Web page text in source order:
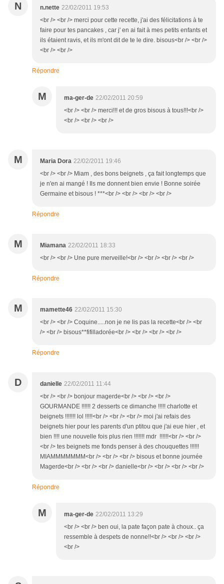
N n.nette 22/02/2011 19:53
<br /> <br /> merci pour cette recette, j'ai des félicitations à te
faire pour tes pancakes , car j' en ai fait à mes petits enfants et
ils étaient ravis, et ils m'ont dit de te le dire. bisous<br /> <br />
<br /> <br />
Répondre
M ma-ger-de 22/02/2011 20:59
<br /> <br /> merci!!! et de gros bisous à tous!!!<br />
<br /> <br /> <br />
M Maria Dora 22/02/2011 19:46
<br /> <br /> Miam , des bons beignets , ça fait longtemps que
je n'en ai mangé ! Ils me donnent bien envie ! Bonne soirée
Germaine et bisous ! ***<br /> <br /> <br /> <br />
Répondre
M Miamana 22/02/2011 18:33
<br /> <br /> Une pure merveille!<br /> <br /> <br /> <br />
Répondre
M mamette46 22/02/2011 15:30
<br /> <br /> Coquine.....non je ne lis pas la recette<br /> <br
/> <br /> bisous**fifilladorée<br /> <br /> <br /> <br />
Répondre
D danielle 22/02/2011 11:44
<br /> <br /> bonjour magerde<br /> <br /> <br />
GOURMANDE !!!!!! 2 desserts ce dimanche !!!!! charlotte et
beignets !!!!!!! lol !!!!!<br /> <br /> <br /> moi j'ai refais des
beignets hier pour les parents d'un ptitou que j'ai eue hier , et
bien !!!! une nouvelle fois plus rien !!!!!!! mdr !!!!!!<br /> <br />
<br /> tes beignets me fonds penser à des chouquettes !!!!!!
MIAMMMMMMM<br /> <br /> <br /> bisous et bonne journée
Magerde<br /> <br /> <br /> danielle<br /> <br /> <br /> <br />
Répondre
M ma-ger-de 22/02/2011 13:29
<br /> <br /> ben oui, la pate façon pate à choux.. ça
ressemble à despets de nonne!!<br /> <br /> <br />
<br />